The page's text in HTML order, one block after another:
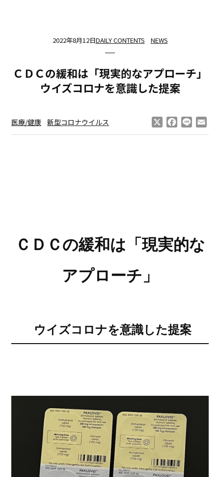
2022年8月12日DAILY CONTENTS NEWS
ＣＤＣの緩和は「現実的なアプローチ」
ウイズコロナを意識した提案
医療/健康 新型コロナウイルス Facebook
Line
ＣＤＣの緩和は「現実的な
アプローチ」
ウイズコロナを意識した提案